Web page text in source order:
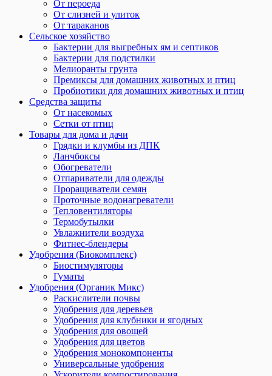
От пероеда
От слизней и улиток
От тараканов
Сельское хозяйство
Бактерии для выгребных ям и септиков
Бактерии для подстилки
Мелиоранты грунта
Премиксы для домашних животных и птиц
Пробиотики для домашних животных и птиц
Средства защиты
От насекомых
Сетки от птиц
Товары для дома и дачи
Грядки и клумбы из ДПК
Ланчбоксы
Обогреватели
Отпариватели для одежды
Проращиватели семян
Проточные водонагреватели
Тепловентиляторы
Термобутылки
Увлажнители воздуха
Фитнес-блендеры
Удобрения (Биокомплекс)
Биостимуляторы
Гуматы
Удобрения (Органик Микс)
Раскислители почвы
Удобрения для деревьев
Удобрения для клубники и ягодных
Удобрения для овощей
Удобрения для цветов
Удобрения монокомпоненты
Универсальные удобрения